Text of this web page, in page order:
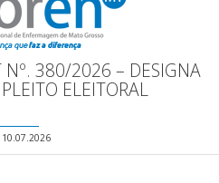
Nº. 380/2026 – DESIGNA
ELEITORAL
10.07.2026